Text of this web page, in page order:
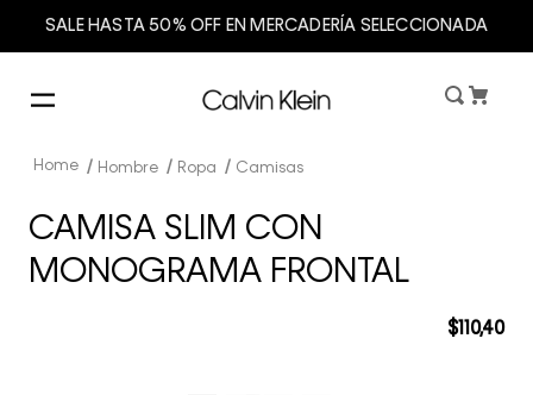
SALE HASTA 50% OFF EN MERCADERÍA SELECCIONADA
Hombre Ropa Camisas
CAMISA SLIM CON
MONOGRAMA FRONTAL
$110,40